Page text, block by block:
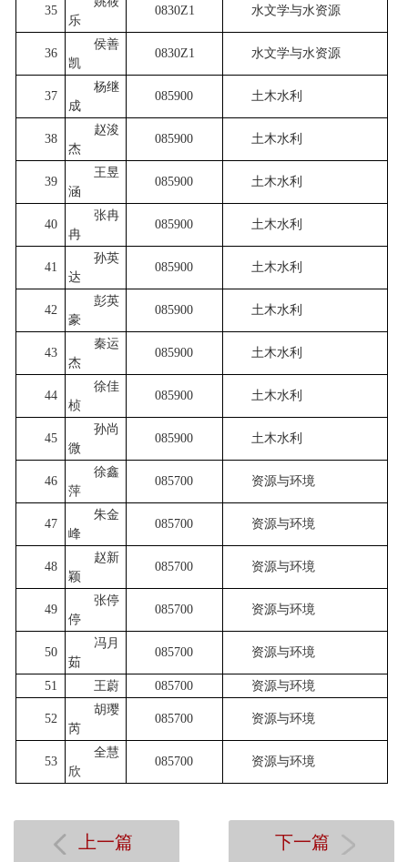
35
乐
0830Z1 水文学与水资源
36
侯善
凯
0830Z1 水文学与水资源
37
杨继
成
085900 土木水利
38
赵浚
杰
085900 土木水利
39
王昱
涵
085900 土木水利
40
张冉
冉
085900 土木水利
41
孙英
达
085900 土木水利
42
彭英
豪
085900 土木水利
43
秦运
杰
085900 土木水利
44
徐佳
桢
085900 土木水利
45
孙尚
微
085900 土木水利
46
徐鑫
萍
085700 资源与环境
47
朱金
峰
085700 资源与环境
48
赵新
颖
085700 资源与环境
49
张停
停
085700 资源与环境
50
冯月
茹
085700 资源与环境
51 王蔚 085700 资源与环境
52
胡璎
芮
085700 资源与环境
53
全慧
欣
085700 资源与环境
上一篇 下一篇